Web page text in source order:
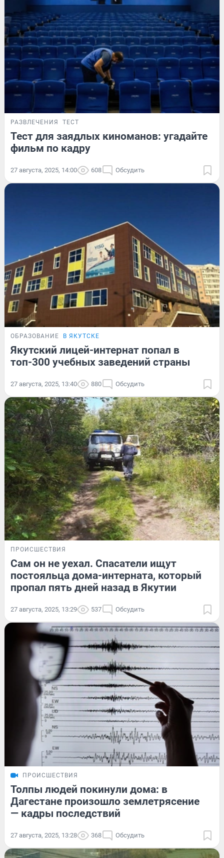
РАЗВЛЕЧЕНИЯ ТЕСТ
Тест для заядлых киноманов: угадайте
фильм по кадру
27 августа, 2025, 14:00 608 Обсудить
ОБРАЗОВАНИЕ В ЯКУТСКЕ
Якутский лицей-интернат попал в
топ-300 учебных заведений страны
27 августа, 2025, 13:40 880 Обсудить
ПРОИСШЕСТВИЯ
Сам он не уехал. Спасатели ищут
постояльца дома-интерната, который
пропал пять дней назад в Якутии
27 августа, 2025, 13:29 537 Обсудить
ПРОИСШЕСТВИЯ
Толпы людей покинули дома: в
Дагестане произошло землетрясение
— кадры последствий
27 августа, 2025, 13:28 368 Обсудить